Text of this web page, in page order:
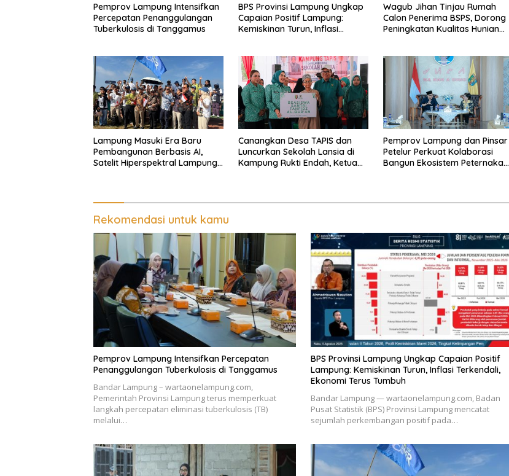
Pemprov Lampung Intensifkan
Percepatan Penanggulangan
Tuberkulosis di Tanggamus
BPS Provinsi Lampung Ungkap
Capaian Positif Lampung:
Kemiskinan Turun, Inflasi
Wagub Jihan Tinjau Rumah
Calon Penerima BSPS, Dorong
Peningkatan Kualitas Hunian
Lampung Masuki Era Baru
Pembangunan Berbasis AI,
Satelit Hiperspektral Lampung-
Canangkan Desa TAPIS dan
Luncurkan Sekolah Lansia di
Kampung Rukti Endah, Ketua
Pemprov Lampung dan Pinsar
Petelur Perkuat Kolaborasi
Bangun Ekosistem Peternakan
Rekomendasi untuk kamu
Pemprov Lampung Intensifkan Percepatan
Penanggulangan Tuberkulosis di Tanggamus
Bandar Lampung – wartaonelampung.com,
Pemerintah Provinsi Lampung terus memperkuat
langkah percepatan eliminasi tuberkulosis (TB)
melalui…
BPS Provinsi Lampung Ungkap Capaian Positif
Lampung: Kemiskinan Turun, Inflasi Terkendali,
Ekonomi Terus Tumbuh
Bandar Lampung — wartaonelampung.com, Badan
Pusat Statistik (BPS) Provinsi Lampung mencatat
sejumlah perkembangan positif pada…